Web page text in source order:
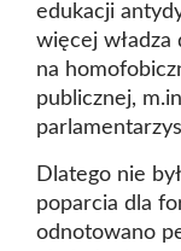
edukacji
więcej władza
na
publicznej,
Dlatego nie
poparcia dla
odnotowano